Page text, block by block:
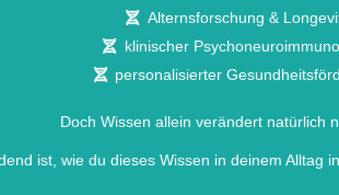
Alternsforschung &
klinischer
personalisierter
Doch Wissen allein verändert natürlich
ist, wie du dieses Wissen in deinem Alltag